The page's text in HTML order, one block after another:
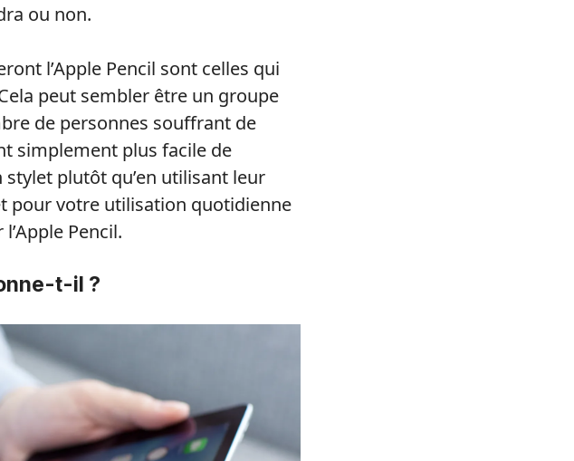
ou non.
l’Apple Pencil sont celles qui
peut sembler être un groupe
de personnes souffrant de
simplement plus facile de
plutôt qu’en utilisant leur
pour votre utilisation quotidienne
Pencil.
t-il ?